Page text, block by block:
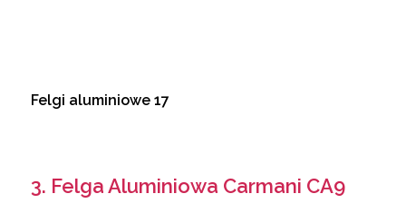
Felgi aluminiowe 17
3. Felga Aluminiowa Carmani CA9